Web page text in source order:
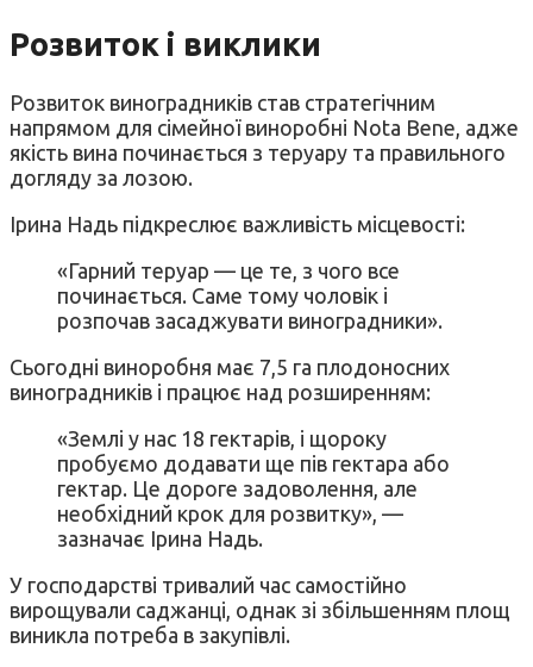
Розвиток і виклики
Розвиток виноградників став стратегічним
напрямом для сімейної виноробні Nota Bene, адже
якість вина починається з теруару та правильного
догляду за лозою.
Ірина Надь підкреслює важливість місцевості:
«Гарний теруар — це те, з чого все
починається. Саме тому чоловік і
розпочав засаджувати виноградники».
Сьогодні виноробня має 7,5 га плодоносних
виноградників і працює над розширенням:
«Землі у нас 18 гектарів, і щороку
пробуємо додавати ще пів гектара або
гектар. Це дороге задоволення, але
необхідний крок для розвитку», —
зазначає Ірина Надь.
У господарстві тривалий час самостійно
вирощували саджанці, однак зі збільшенням площ
виникла потреба в закупівлі.